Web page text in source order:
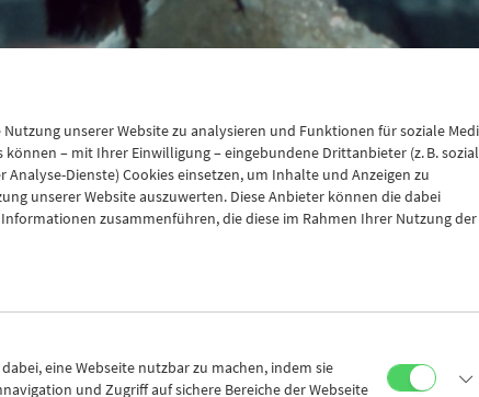
2
in der Großfeldsiedlung
die stadtsammelt und zeigt private Filme aus der Vergangenheit
oder vom Rand her abbilden: in Alltagssituationen, besonderen
unserer Website zu analysieren und Funktionen für soziale
– mit Ihrer Einwilligung – eingebundene Drittanbieter (z. B.
Analyse-Dienste) Cookies einsetzen, um Inhalte und Anzeigen zu
unserer Website auszuwerten. Diese Anbieter können die dabei
zusammenführen, die diese im Rahmen Ihrer Nutzung der
eine Webseite nutzbar zu machen, indem sie
und Zugriff auf sichere Bereiche der Webseite